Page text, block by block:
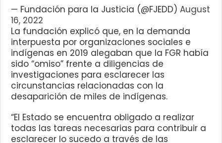
— Fundación para la Justicia (@FJEDD)August
16, 2022
La fundación explicó que, en la demanda
interpuesta por organizaciones sociales e
indígenas en 2019 alegaban que la FGR había
sido “omiso” frente a diligencias de
investigaciones para esclarecer las
circunstancias relacionadas con la
desaparición de miles de indígenas.
“El Estado se encuentra obligado a realizar
todas las tareas necesarias para contribuir a
esclarecer lo sucedo a través de las